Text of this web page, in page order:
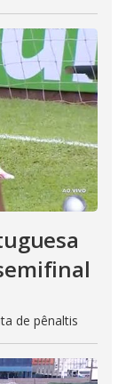
de pênaltis